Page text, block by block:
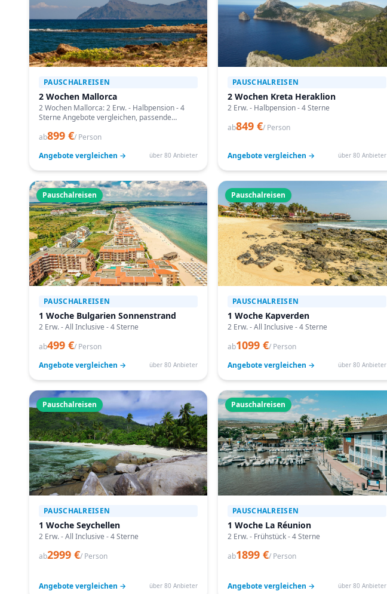
PAUSCHALREISEN
2 Wochen Mallorca
2 Wochen Mallorca: 2 Erw. - Halbpension - 4
Sterne Angebote vergleichen, passende
buchen.
ab899 €/ Person
Angebote vergleichen →
über 80 Anbieter
PAUSCHALREISEN
2 Wochen Kreta Heraklion
2 Erw. - Halbpension - 4 Sterne
ab849 €/ Person
Angebote vergleichen → über 80 Anbieter
Pauschalreisen
PAUSCHALREISEN
1 Woche Bulgarien Sonnenstrand
2 Erw. - All Inclusive - 4 Sterne
ab499 €/ Person
Angebote vergleichen →
über 80 Anbieter
Pauschalreisen
PAUSCHALREISEN
1 Woche Kapverden
2 Erw. - All Inclusive - 4 Sterne
ab1099 €/ Person
Angebote vergleichen →
über 80 Anbieter
Pauschalreisen
PAUSCHALREISEN
1 Woche Seychellen
2 Erw. - All Inclusive - 4 Sterne
ab2999 €/ Person
Angebote vergleichen → über 80 Anbieter
Pauschalreisen
PAUSCHALREISEN
1 Woche La Réunion
2 Erw. - Frühstück - 4 Sterne
ab1899 €/ Person
Angebote vergleichen → über 80 Anbieter